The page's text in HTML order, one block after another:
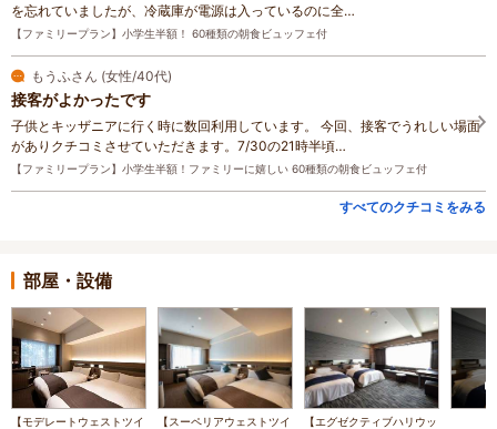
を忘れていましたが、冷蔵庫が電源は入っているのに全…
【ファミリープラン】小学生半額！ 60種類の朝食ビュッフェ付
もうふさん (女性/40代)
接客がよかったです
子供とキッザニアに行く時に数回利用しています。 今回、接客でうれしい場面
がありクチコミさせていただきます。7/30の21時半頃…
【ファミリープラン】小学生半額！ファミリーに嬉しい 60種類の朝食ビュッフェ付
すべてのクチコミをみる
部屋・設備
【モデレートウェストツイ
【スーペリアウェストツイ
【エグゼクティブハリウッ